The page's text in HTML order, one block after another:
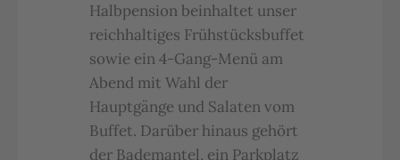
Halbpension beinhaltet unser
reichhaltiges Frühstücksbuffet
sowie ein 4-Gang-Menü am
Abend mit Wahl der
Hauptgänge und Salaten vom
Buffet. Darüber hinaus gehört
der Bademantel, ein Parkplatz